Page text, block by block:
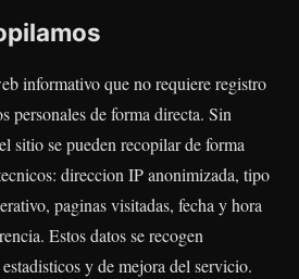
informativo que no requiere registro
personales de forma directa. Sin
sitio se pueden recopilar de forma
direccion IP anonimizada, tipo
paginas visitadas, fecha y hora
Estos datos se recogen
y de mejora del servicio.